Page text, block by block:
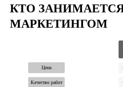
КТО
МАРКЕТИНГОМ
Цена
Качество работ